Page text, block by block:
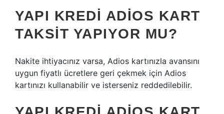
YAPI KREDI ADIOS KART
TAKSIT YAPIYOR MU?
Nakite ihtiyacınız varsa, Adios kartınızla avansını
uygun fiyatlı ücretlere geri çekmek için Adios
kartınızı kullanabilir ve isterseniz reddedilebilir.